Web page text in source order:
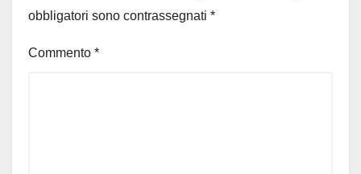
obbligatori sono contrassegnati *
Commento *